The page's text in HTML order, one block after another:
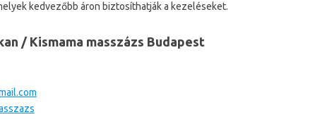
kedvezőbb áron biztosíthatják a kezeléseket.
/ Kismama masszázs Budapest